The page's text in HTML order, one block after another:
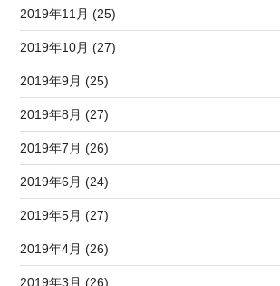
2019年11月 (25)
2019年10月 (27)
2019年9月 (25)
2019年8月 (27)
2019年7月 (26)
2019年6月 (24)
2019年5月 (27)
2019年4月 (26)
2019年3月 (26)